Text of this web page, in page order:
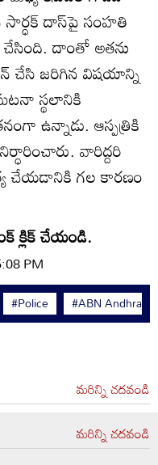
సార్ధక్ దాస్‌‌పై సంహతి
దాంతో అతను
చేసి జరిగిన విషయాన్ని
స్థలానికి
ఉన్నాడు. ఆస్పత్రికి
వారిద్దరి
చేయడానికి గల కారణం
క్లిక్ చేయండి.
PM
#Police #ABN
మరిన్ని చదవండి
మరిన్ని చదవండి